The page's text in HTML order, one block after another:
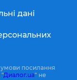
дані
умови посилання
"Диалог.ua" не